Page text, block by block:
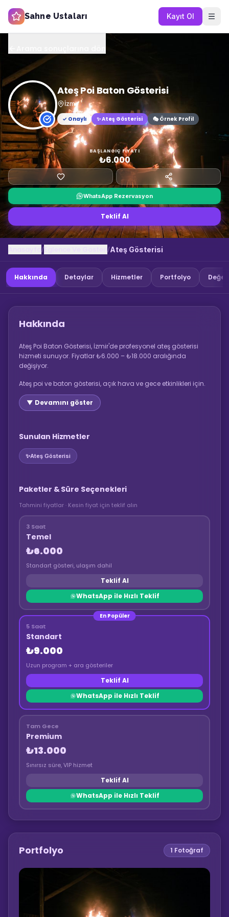
Sahne Ustaları Kayıt Ol
Ateş Poi Baton Gösterisi
İzmir
✓ Onaylı
✨Ateş Gösterisi 🎭 Örnek Profil
BAŞLANGIÇ FIYATI
₺6.000
WhatsApp Rezervasyon
Teklif Al
/ /Ateş Gösterisi
Hakkında Detaylar Hizmetler Portfolyo
Hakkında
Ateş Poi Baton Gösterisi, İzmir'de profesyonel ateş gösterisi
hizmeti sunuyor. Fiyatlar ₺6.000 – ₺18.000 aralığında
değişiyor.
Ateş poi ve baton gösterisi, açık hava ve gece etkinlikleri için.
▼ Devamını göster
Sunulan Hizmetler
✨Ateş Gösterisi
Paketler & Süre Seçenekleri
Tahmini fiyatlar · Kesin fiyat için teklif alın
3 Saat
Temel
₺6.000
Standart gösteri, ulaşım dahil
Teklif Al
WhatsApp ile Hızlı Teklif
En Popüler
5 Saat
Standart
₺9.000
Uzun program + ara gösteriler
Teklif Al
WhatsApp ile Hızlı Teklif
Tam Gece
Premium
₺13.000
Sınırsız süre, VIP hizmet
Teklif Al
WhatsApp ile Hızlı Teklif
Portfolyo 1 Fotoğraf